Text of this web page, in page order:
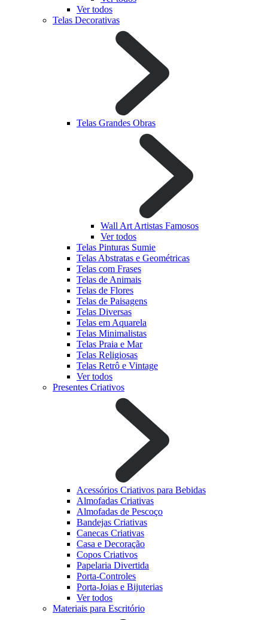
Ver todos
Telas Decorativas
Telas Grandes Obras
Wall Art Artistas Famosos
Ver todos
Telas Pinturas Sumie
Telas Abstratas e Geométricas
Telas com Frases
Telas de Animais
Telas de Flores
Telas de Paisagens
Telas Diversas
Telas em Aquarela
Telas Minimalistas
Telas Praia e Mar
Telas Religiosas
Telas Retrô e Vintage
Ver todos
Presentes Criativos
Acessórios Criativos para Bebidas
Almofadas Criativas
Almofadas de Pescoço
Bandejas Criativas
Canecas Criativas
Casa e Decoração
Copos Criativos
Papelaria Divertida
Porta-Controles
Porta-Joias e Bijuterias
Ver todos
Materiais para Escritório